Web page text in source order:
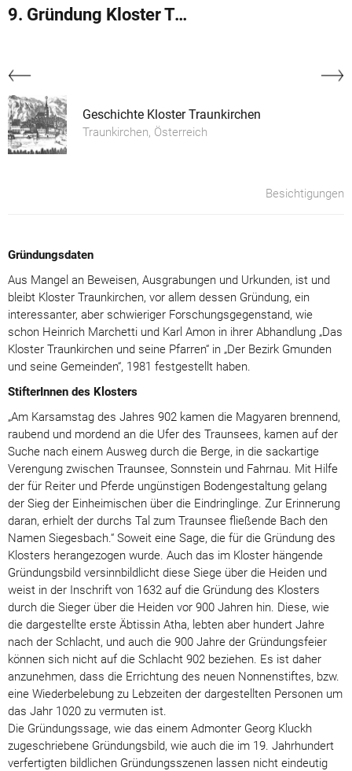
9. Gründung Kloster Traunkirchen
Geschichte Kloster Traunkirchen
Traunkirchen, Österreich
Besichtigungen
Gründungsdaten
Aus Mangel an Beweisen, Ausgrabungen und Urkunden, ist und
bleibt Kloster Traunkirchen, vor allem dessen Gründung, ein
interessanter, aber schwieriger Forschungsgegenstand, wie
schon Heinrich Marchetti und Karl Amon in ihrer Abhandlung „Das
Kloster Traunkirchen und seine Pfarren“ in „Der Bezirk Gmunden
und seine Gemeinden“, 1981 festgestellt haben.
StifterInnen des Klosters
„Am Karsamstag des Jahres 902 kamen die Magyaren brennend,
raubend und mordend an die Ufer des Traunsees, kamen auf der
Suche nach einem Ausweg durch die Berge, in die sackartige
Verengung zwischen Traunsee, Sonnstein und Fahrnau. Mit Hilfe
der für Reiter und Pferde ungünstigen Bodengestaltung gelang
der Sieg der Einheimischen über die Eindringlinge. Zur Erinnerung
daran, erhielt der durchs Tal zum Traunsee fließende Bach den
Namen Siegesbach.“ Soweit eine Sage, die für die Gründung des
Klosters herangezogen wurde. Auch das im Kloster hängende
Gründungsbild versinnbildlicht diese Siege über die Heiden und
weist in der Inschrift von 1632 auf die Gründung des Klosters
durch die Sieger über die Heiden vor 900 Jahren hin. Diese, wie
die dargestellte erste Äbtissin Atha, lebten aber hundert Jahre
nach der Schlacht, und auch die 900 Jahre der Gründungsfeier
können sich nicht auf die Schlacht 902 beziehen. Es ist daher
anzunehmen, dass die Errichtung des neuen Nonnenstiftes, bzw.
eine Wiederbelebung zu Lebzeiten der dargestellten Personen um
das Jahr 1020 zu vermuten ist.
Die Gründungssage, wie das einem Admonter Georg Kluckh
zugeschriebene Gründungsbild, wie auch die im 19. Jahrhundert
verfertigten bildlichen Gründungsszenen lassen nicht eindeutig